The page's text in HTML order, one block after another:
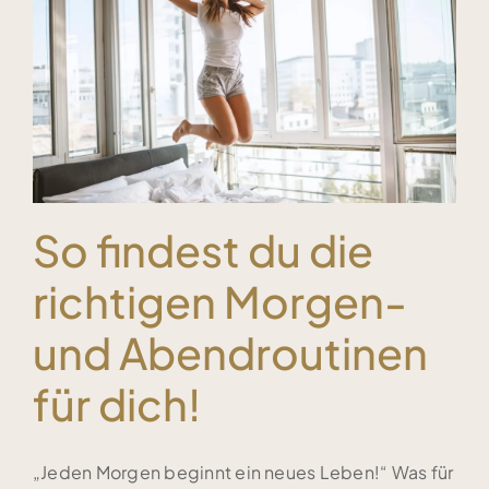
Kundenstimmen
Bücher
Blog & Podcasts
Free Inspiration
So findest du die
richtigen Morgen-
und Abendroutinen
für dich!
„Jeden Morgen beginnt ein neues Leben!“ Was für